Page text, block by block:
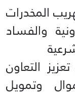
المخدرات
والفساد
التعاون
وتمويل